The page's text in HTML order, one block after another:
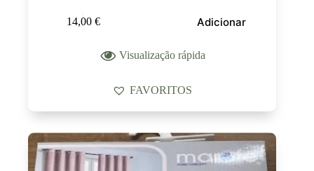
14,00 € Adicionar
Visualização rápida
FAVORITOS